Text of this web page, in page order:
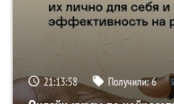
21:13:57 Получили:6